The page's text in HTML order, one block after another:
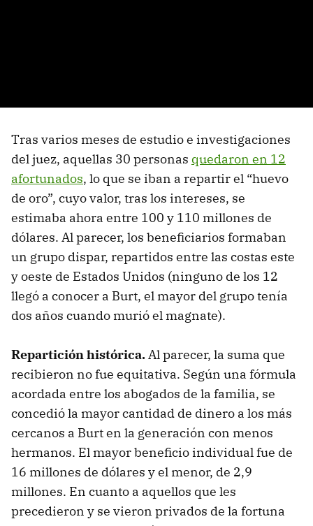
Tras varios meses de estudio e investigaciones
del juez, aquellas 30 personas quedaron en 12
afortunados, lo que se iban a repartir el “huevo
de oro”, cuyo valor, tras los intereses, se
estimaba ahora entre 100 y 110 millones de
dólares. Al parecer, los beneficiarios formaban
un grupo dispar, repartidos entre las costas este
y oeste de Estados Unidos (ninguno de los 12
llegó a conocer a Burt, el mayor del grupo tenía
dos años cuando murió el magnate).
Repartición histórica.Al parecer, la suma que
recibieron no fue equitativa. Según una fórmula
acordada entre los abogados de la familia, se
concedió la mayor cantidad de dinero a los más
cercanos a Burt en la generación con menos
hermanos. El mayor beneficio individual fue de
16 millones de dólares y el menor, de 2,9
millones. En cuanto a aquellos que les
precedieron y se vieron privados de la fortuna